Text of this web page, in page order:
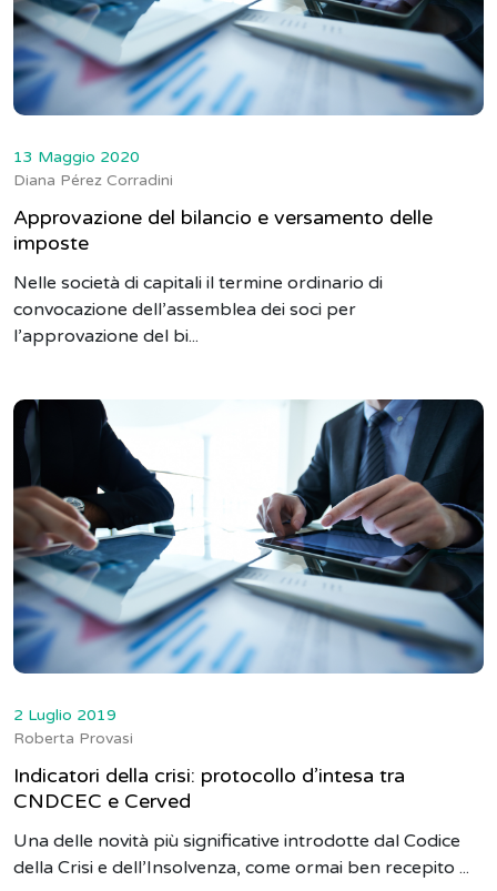
13 Maggio 2020
Diana Pérez Corradini
Approvazione del bilancio e versamento delle
imposte
Nelle società di capitali il termine ordinario di
convocazione dell’assemblea dei soci per
l’approvazione del bi...
2 Luglio 2019
Roberta Provasi
Indicatori della crisi: protocollo d’intesa tra
CNDCEC e Cerved
Una delle novità più significative introdotte dal Codice
della Crisi e dell’Insolvenza, come ormai ben recepito ...